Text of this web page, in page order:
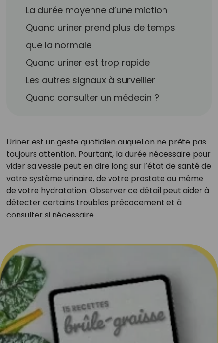
La durée moyenne d’une miction
Quand uriner prend plus de temps
que la normale
Quand uriner est trop rapide
Les autres signaux à surveiller
Quand consulter un médecin ?
Uriner est un geste quotidien auquel on ne prête pas
toujours attention. Pourtant, la durée nécessaire pour
vider sa vessie peut en dire long sur l’état de santé de
votre système urinaire, de votre prostate ou même
de votre hydratation. Observer ce détail peut aider à
détecter certains troubles précocement et à
consulter si nécessaire.